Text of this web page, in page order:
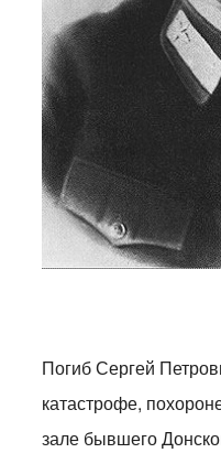
Погиб Сергей
катастрофе,
зале бывшего